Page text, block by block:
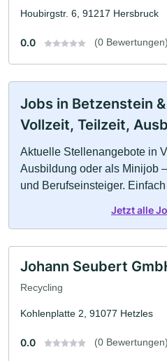
Houbirgstr. 6, 91217 Hersbruck
0.0 (0 Bewertungen)
Jobs in Betzenstein
Vollzeit, Teilzeit,
Aktuelle Stellenangebote in
Ausbildung oder als Minijob
und Berufseinsteiger.
Jetzt alle
Johann Seubert
Recycling
Kohlenplatte 2, 91077 Hetzles
0.0 (0 Bewertungen)